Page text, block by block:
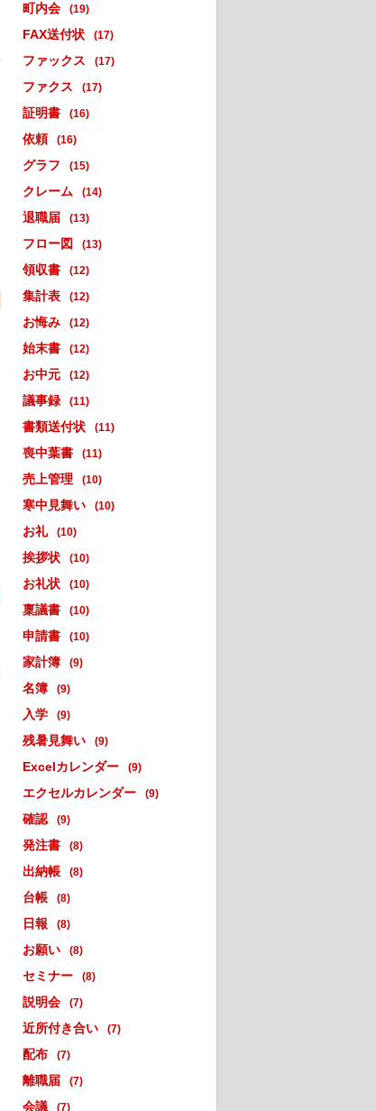
町内会 (19)
FAX送付状 (17)
ファックス (17)
ファクス (17)
証明書 (16)
依頼 (16)
グラフ (15)
クレーム (14)
退職届 (13)
フロー図 (13)
領収書 (12)
集計表 (12)
お悔み (12)
始末書 (12)
お中元 (12)
議事録 (11)
書類送付状 (11)
喪中葉書 (11)
売上管理 (10)
寒中見舞い (10)
お礼 (10)
挨拶状 (10)
お礼状 (10)
稟議書 (10)
申請書 (10)
家計簿 (9)
名簿 (9)
入学 (9)
残暑見舞い (9)
Excelカレンダー (9)
エクセルカレンダー (9)
確認 (9)
発注書 (8)
出納帳 (8)
台帳 (8)
日報 (8)
お願い (8)
セミナー (8)
説明会 (7)
近所付き合い (7)
配布 (7)
離職届 (7)
会議 (7)